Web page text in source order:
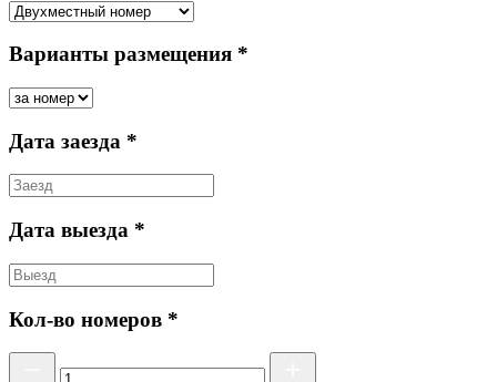
Варианты размещения *
Дата заезда *
Дата выезда *
Кол-во номеров *